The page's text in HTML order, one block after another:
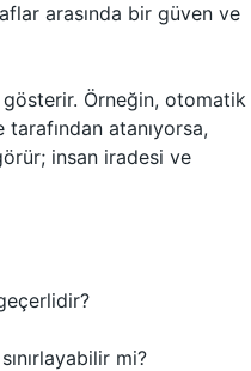
arasında bir güven ve
Örneğin, otomatik
tarafından atanıyorsa,
insan iradesi ve
mi?